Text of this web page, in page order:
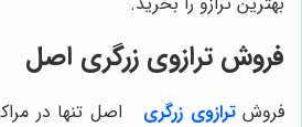
فروش ترازوی زرگری اصل
فروش ترازوی زرگری
اصل تنها در